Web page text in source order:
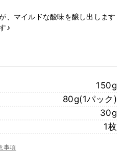
、マイルドな酸味を醸し出します
♪
150g
80g(1パック)
30g
1枚
事項